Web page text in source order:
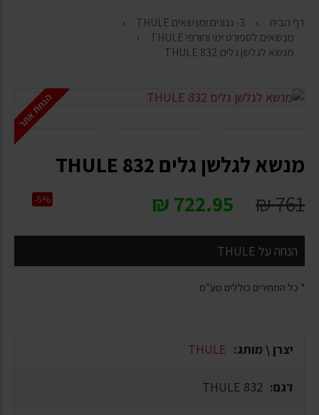
דף הבית
3- גגונים ומנשאים THULE
מנשאים לספורט ימי וחורפי THULE
מנשא לגלשן גלים THULE 832
הנחת אתר
מנשא לגלשן גלים THULE 832
761
₪
722.95
₪
-5%
הנחה על THULE
* כל המחירים כוללים מע"מ
יצרן \ מותג: THULE
דגם: THULE 832